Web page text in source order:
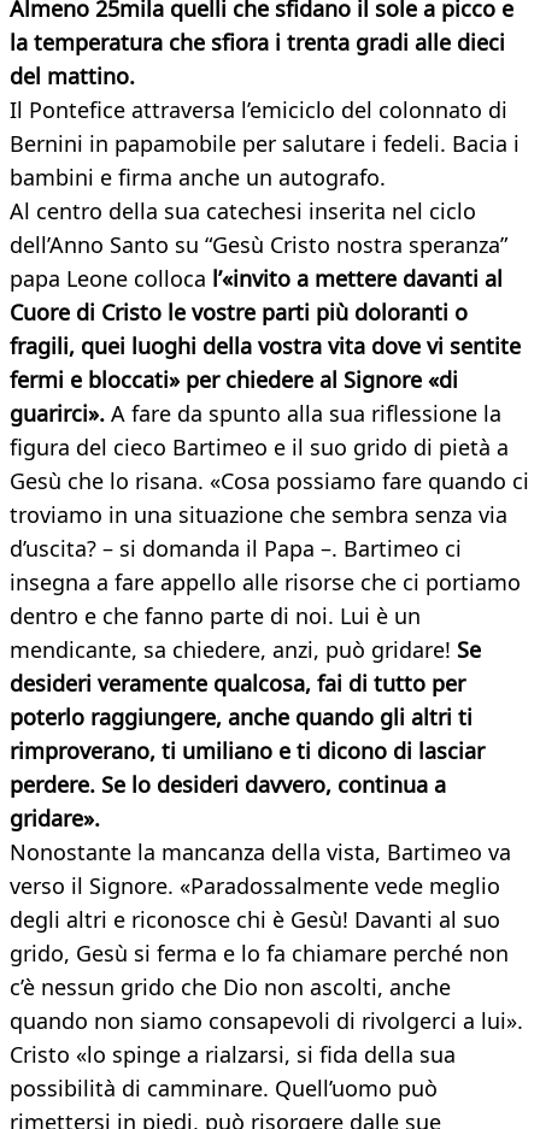
Almeno 25mila quelli che sfidano il sole a picco e
la temperatura che sfiora i trenta gradi alle dieci
del mattino.
Il Pontefice attraversa l’emiciclo del colonnato di
Bernini in papamobile per salutare i fedeli. Bacia i
bambini e firma anche un autografo.
Al centro della sua catechesi inserita nel ciclo
dell’Anno Santo su “Gesù Cristo nostra speranza”
papa Leone colloca l’«invito a mettere davanti al
Cuore di Cristo le vostre parti più doloranti o
fragili, quei luoghi della vostra vita dove vi sentite
fermi e bloccati» per chiedere al Signore «di
guarirci». A fare da spunto alla sua riflessione la
figura del cieco Bartimeo e il suo grido di pietà a
Gesù che lo risana. «Cosa possiamo fare quando ci
troviamo in una situazione che sembra senza via
d’uscita? – si domanda il Papa –. Bartimeo ci
insegna a fare appello alle risorse che ci portiamo
dentro e che fanno parte di noi. Lui è un
mendicante, sa chiedere, anzi, può gridare! Se
desideri veramente qualcosa, fai di tutto per
poterlo raggiungere, anche quando gli altri ti
rimproverano, ti umiliano e ti dicono di lasciar
perdere. Se lo desideri davvero, continua a
gridare».
Nonostante la mancanza della vista, Bartimeo va
verso il Signore. «Paradossalmente vede meglio
degli altri e riconosce chi è Gesù! Davanti al suo
grido, Gesù si ferma e lo fa chiamare perché non
c’è nessun grido che Dio non ascolti, anche
quando non siamo consapevoli di rivolgerci a lui».
Cristo «lo spinge a rialzarsi, si fida della sua
possibilità di camminare. Quell’uomo può
rimettersi in piedi, può risorgere dalle sue